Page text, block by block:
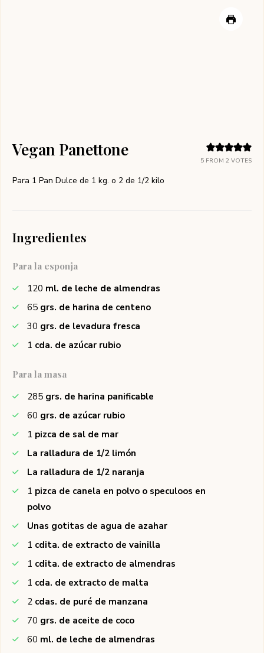
5 FROM 2 VOTES
Vegan Panettone
Para 1 Pan Dulce de 1 kg. o 2 de 1/2 kilo
Ingredientes
Para la esponja
120 ml. de leche de almendras
65 grs. de harina de centeno
30 grs. de levadura fresca
1 cda. de azúcar rubio
Para la masa
285 grs. de harina panificable
60 grs. de azúcar rubio
1 pizca de sal de mar
La ralladura de 1/2 limón
La ralladura de 1/2 naranja
1 pizca de canela en polvo o speculoos en
polvo
Unas gotitas de agua de azahar
1 cdita. de extracto de vainilla
1 cdita. de extracto de almendras
1 cda. de extracto de malta
2 cdas. de puré de manzana
70 grs. de aceite de coco
60 ml. de leche de almendras